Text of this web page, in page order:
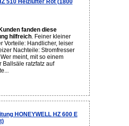
510 Heizlüfter Rot (1800
Kunden fanden diese
hilfreich. Feiner kleiner
Vorteile: Handlicher, leiser
Nachteile: Stromfresser
meint, mit so einem
Ballsäle ratzfatz auf
HONEYWELL HZ 600 E